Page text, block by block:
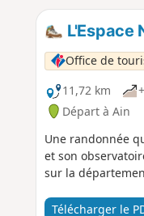
L'Espace
Office de
11,72 km
Départ à Ain
Une randonnée
et son
sur la
Télécharger le